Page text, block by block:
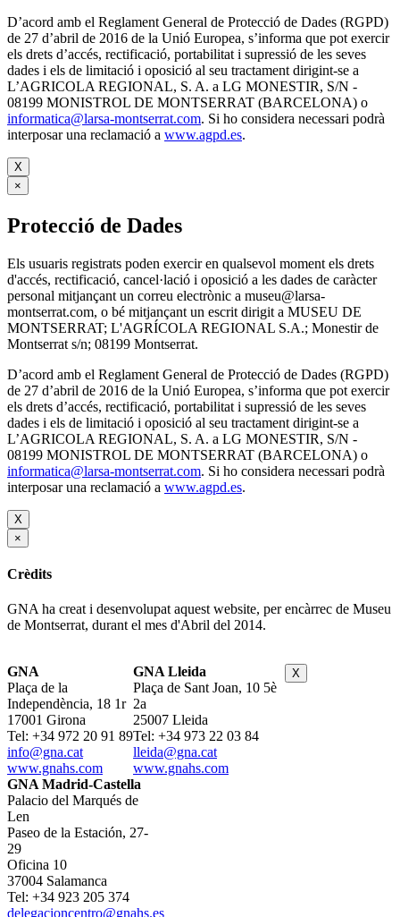
D’acord amb el Reglament General de Protecció de Dades (RGPD)
de 27 d’abril de 2016 de la Unió Europea, s’informa que pot exercir
els drets d’accés, rectificació, portabilitat i supressió de les seves
dades i els de limitació i oposició al seu tractament dirigint-se a
L’AGRICOLA REGIONAL, S. A. a LG MONESTIR, S/N -
08199 MONISTROL DE MONTSERRAT (BARCELONA) o
informatica@larsa-montserrat.com. Si ho considera necessari podrà
interposar una reclamació a www.agpd.es.
X
×
Protecció de Dades
Els usuaris registrats poden exercir en qualsevol moment els drets
d'accés, rectificació, cancel·lació i oposició a les dades de caràcter
personal mitjançant un correu electrònic a museu@larsa-
montserrat.com, o bé mitjançant un escrit dirigit a MUSEU DE
MONTSERRAT; L'AGRÍCOLA REGIONAL S.A.; Monestir de
Montserrat s/n; 08199 Montserrat.
D’acord amb el Reglament General de Protecció de Dades (RGPD)
de 27 d’abril de 2016 de la Unió Europea, s’informa que pot exercir
els drets d’accés, rectificació, portabilitat i supressió de les seves
dades i els de limitació i oposició al seu tractament dirigint-se a
L’AGRICOLA REGIONAL, S. A. a LG MONESTIR, S/N -
08199 MONISTROL DE MONTSERRAT (BARCELONA) o
informatica@larsa-montserrat.com. Si ho considera necessari podrà
interposar una reclamació a www.agpd.es.
X
×
Crèdits
GNA ha creat i desenvolupat aquest website, per encàrrec de Museu
de Montserrat, durant el mes d'Abril del 2014.
GNA
Plaça de la
Independència, 18 1r
17001 Girona
Tel: +34 972 20 91 89
info@gna.cat
www.gnahs.com
GNA Lleida
Plaça de Sant Joan, 10 5è
2a
25007 Lleida
Tel: +34 973 22 03 84
lleida@gna.cat
www.gnahs.com
GNA Madrid-Castella
Palacio del Marqués de
Len
Paseo de la Estación, 27-
29
Oficina 10
37004 Salamanca
Tel: +34 923 205 374
delegacioncentro@gnahs.es
X